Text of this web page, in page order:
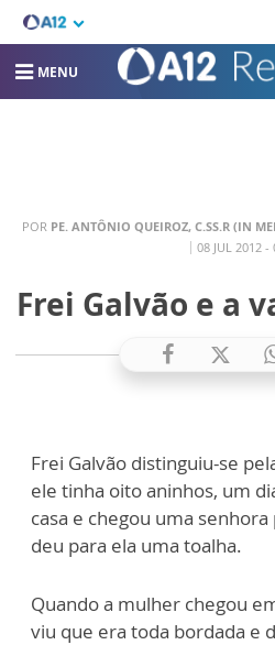
MENU
POR PE. ANTÔNIO QUEIROZ, C.SS.R (IN
08 JUL 2012 -
Frei Galvão e a
Frei Galvão distinguiu-se
ele tinha oito aninhos, um
casa e chegou uma
deu para ela uma toalha.
Quando a mulher chegou
viu que era toda bordada e